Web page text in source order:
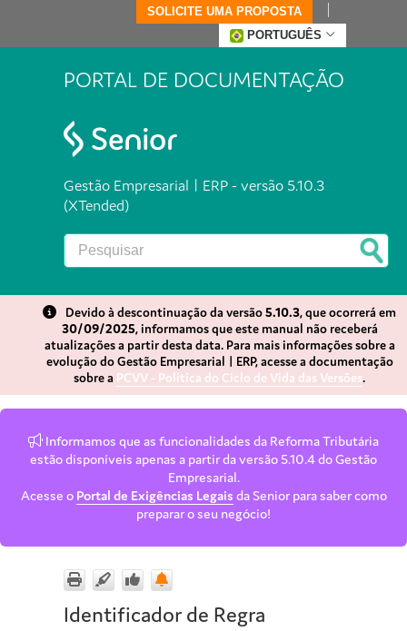
SOLICITE UMA PROPOSTA
PORTUGUÊS
PORTAL DE DOCUMENTAÇÃO
Gestão Empresarial | ERP - versão 5.10.3
(XTended)
Devido à descontinuação da versão5.10.3, que ocorrerá em
30/09/2025, informamos que este manual não receberá
atualizações a partir desta data. Para mais informações sobre a
evolução do Gestão Empresarial | ERP, acesse a documentação
sobre a PCVV - Política do Ciclo de Vida das Versões.
Informamos que as funcionalidades da Reforma Tributária
estão disponíveis apenas a partir da versão 5.10.4 do Gestão
Empresarial.
Acesse o Portal de Exigências Legais da Senior para saber como
preparar o seu negócio!
Identificador de Regra